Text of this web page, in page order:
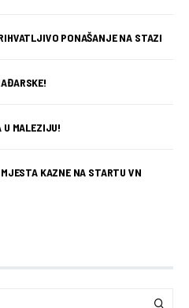
PONAŠANJE NA STAZI
U MALEZIJU!
KAZNE NA STARTU VN